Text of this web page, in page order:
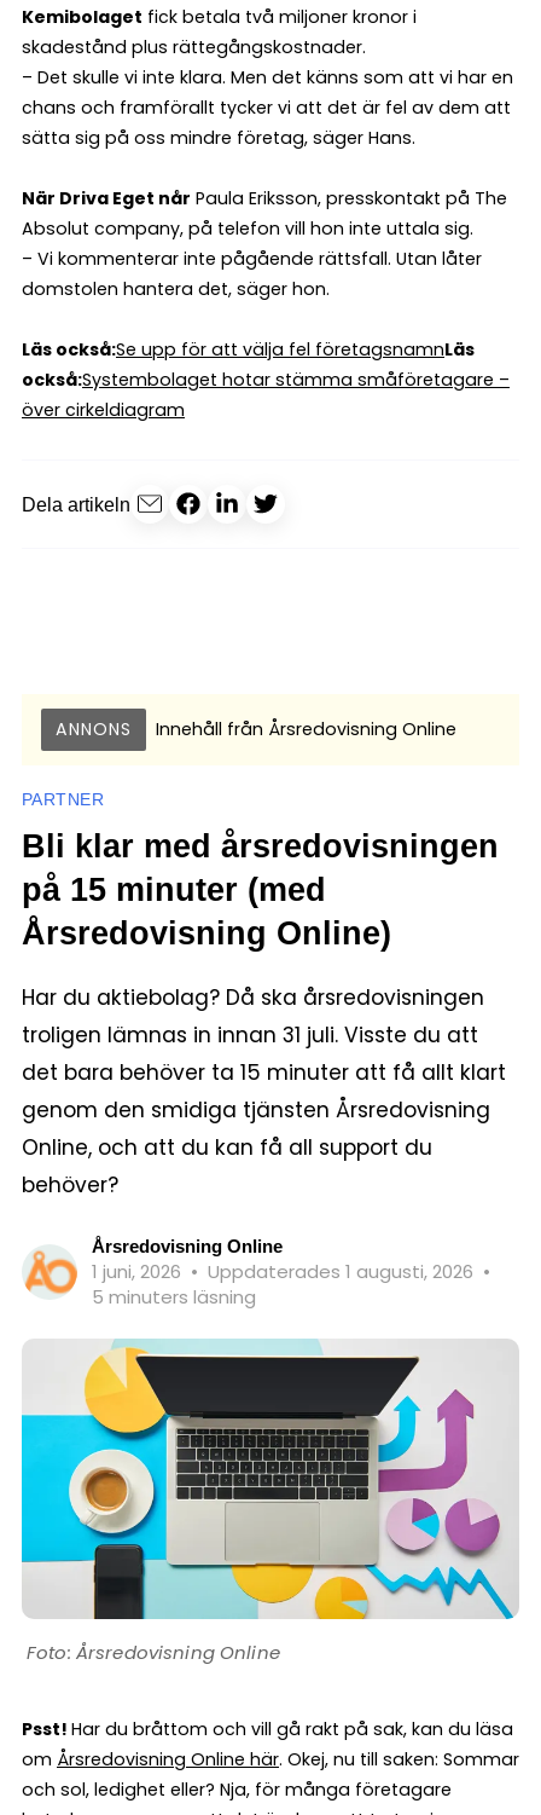
Kemibolaget fick betala två miljoner kronor i
skadestånd plus rättegångskostnader.
– Det skulle vi inte klara. Men det känns som att vi har en
chans och framförallt tycker vi att det är fel av dem att
sätta sig på oss mindre företag, säger Hans.
När Driva Eget når Paula Eriksson, presskontakt på The
Absolut company, på telefon vill hon inte uttala sig.
– Vi kommenterar inte pågående rättsfall. Utan låter
domstolen hantera det, säger hon.
Läs också:Se upp för att välja fel företagsnamnLäs
också:Systembolaget hotar stämma småföretagare –
över cirkeldiagram
Dela artikeln
ANNONS Innehåll från Årsredovisning Online
PARTNER
Bli klar med årsredovisningen
på 15 minuter (med
Årsredovisning Online)
Har du aktiebolag? Då ska årsredovisningen
troligen lämnas in innan 31 juli. Visste du att
det bara behöver ta 15 minuter att få allt klart
genom den smidiga tjänsten Årsredovisning
Online, och att du kan få all support du
behöver?
Årsredovisning Online
1 juni, 2026 • Uppdaterades 1 augusti, 2026 •
5 minuters läsning
Årsredovisning Online
Psst! Har du bråttom och vill gå rakt på sak, kan du läsa
om Årsredovisning Online här. Okej, nu till saken: Sommar
och sol, ledighet eller? Nja, för många företagare